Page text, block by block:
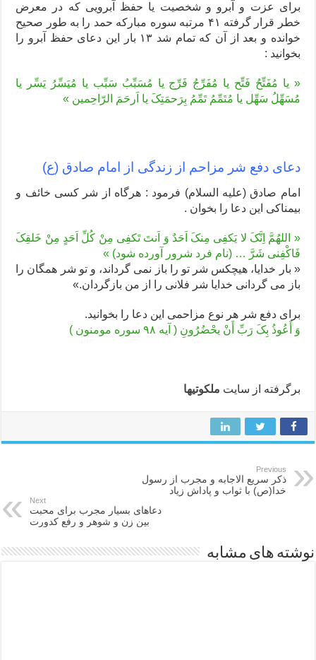
برای عزت و آبرو و شخصیت یا حفظ آبرویی که در معرض
خطر قرار گرفته ۴۱ مرتبه سوره مبارکه حمد را به طور صحیح
خوانده و بعد از آن که تمام شد ۱۳ بار این دعای حفظ آبرو را
بخوانید :
« یا مُفَتِّحُ فَتِّح یا مُفَرِّجُ فَرِّج یا مُسَبِّبُ سَبِّب یا مُیَسِّرُ یَسِّر یا
مُسَهِّلُ سَهِّل یا مُتَمِّمُ تَمِّمُ بِرَحمَتِکَ یا اَرحَمَ الرّاحِمین »
دعای دفع شر مزاحم از زندگی از امام صادق (ع)
امام صادق (علیه السلام) فرمود : هرگاه از شر کسی خائف و
بیمناکی این دعا را بخوان .
« اللهُمَّ اِنَّکَ لا یَکفِی مِنکَ اَحَدٌ وَ اَنتَ تَکفِی مِنْ کُلِّ اَحَدٍ مِنْ خَلقِکَ
فَاکْفِنی شَرَّ … (نام فرد شرور آورده شود) »
« بار خدایا، هیچکس شر تو را باز نمی گرداند، و تو شر همگان را
باز می گردانی خدایا شر فلانی را از من بازگردان.»
برای دفع شر هر نوع مزاحمی این دعا را بخوانید.
وَ أَعُوذُ بِکَ رَبِّ أَنْ یحْضُرُونِ ( آیه ۹۸ سوره مومنون )
برگرفته از سایت ملکوتیها
Previous
ذکر سریع الاجابه و مجرب از رسول
خدا(ص) با ثواب و پاداش زیاد
Next
دعاهای بسیار مجرب برای محبت
بین زن و شوهر و رفع کدورت
نوشته های مشابه